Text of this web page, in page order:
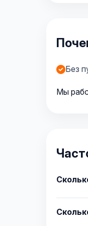
Без
Мы